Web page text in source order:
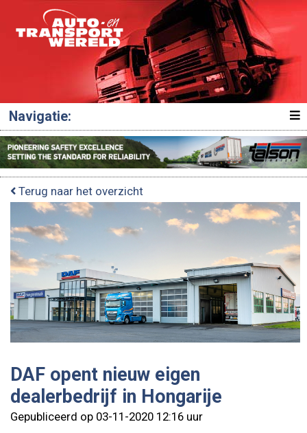
Navigatie:
Terug naar het overzicht
DAF opent nieuw eigen
dealerbedrijf in Hongarije
Gepubliceerd op 03-11-2020 12:16 uur